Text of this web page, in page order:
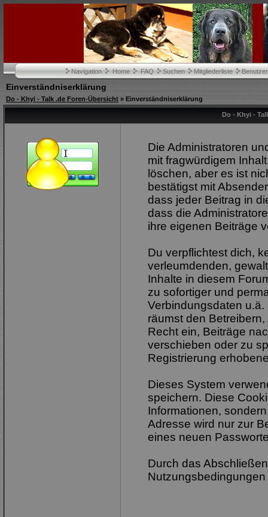
Navigation Home FAQ Suchen Mitgliederliste
Einverständniserklärung
Do - Khyi - Talk .de Foren-Übersicht » Einverständniserklärung
Do - Khyi -
Die Administratoren
mit fragwürdigem
löschen, aber es ist
bestätigst mit
dass jeder Beitrag in
dass die
ihre eigenen Beiträge
Du verpflichtest dich,
verleumdenden,
Inhalte in diesem
zu sofortiger und
Verbindungsdaten
räumst den
Recht ein, Beiträge
verschieben oder zu
Registrierung
Dieses System
speichern. Diese
Informationen,
Adresse wird nur zur
eines neuen
Durch das
Nutzungsbedingungen